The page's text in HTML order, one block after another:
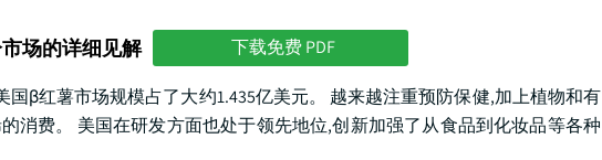
场的详细见解 下载免费 PDF
β红薯市场规模占了大约1.435亿美元。 越来越注重预防保健,加上植物和有
消费。 美国在研发方面也处于领先地位,创新加强了从食品到化妆品等各种